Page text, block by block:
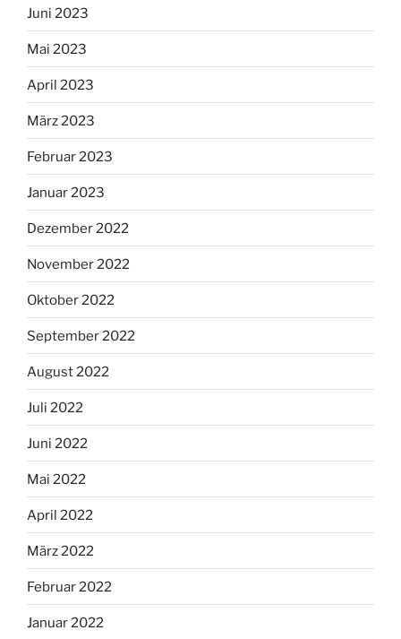
Juni 2023
Mai 2023
April 2023
März 2023
Februar 2023
Januar 2023
Dezember 2022
November 2022
Oktober 2022
September 2022
August 2022
Juli 2022
Juni 2022
Mai 2022
April 2022
März 2022
Februar 2022
Januar 2022